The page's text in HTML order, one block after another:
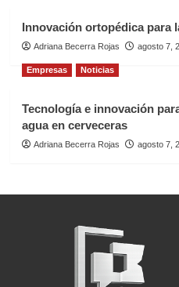
Innovación ortopédica para
Adriana Becerra Rojas agosto 7,
Empresas Noticias
Tecnología e innovación
agua en cerveceras
Adriana Becerra Rojas agosto 7,